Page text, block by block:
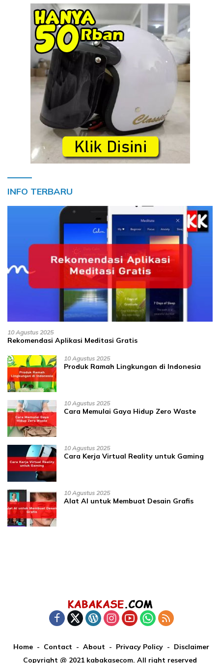
INFO TERBARU
10 Agustus 2025
Rekomendasi Aplikasi Meditasi Gratis
10 Agustus 2025
Produk Ramah Lingkungan di Indonesia
10 Agustus 2025
Cara Memulai Gaya Hidup Zero Waste
10 Agustus 2025
Cara Kerja Virtual Reality untuk Gaming
10 Agustus 2025
Alat AI untuk Membuat Desain Grafis
Home Contact About Privacy Policy
Disclaimer
Copyright @ 2021 kabakasecom. All right reserved